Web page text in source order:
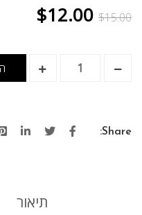
$15.00 המחיר
$15.00.
$12.00
הוא:
Share:
תיאור